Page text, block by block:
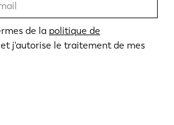
de la politique de
et j'autorise le traitement de mes